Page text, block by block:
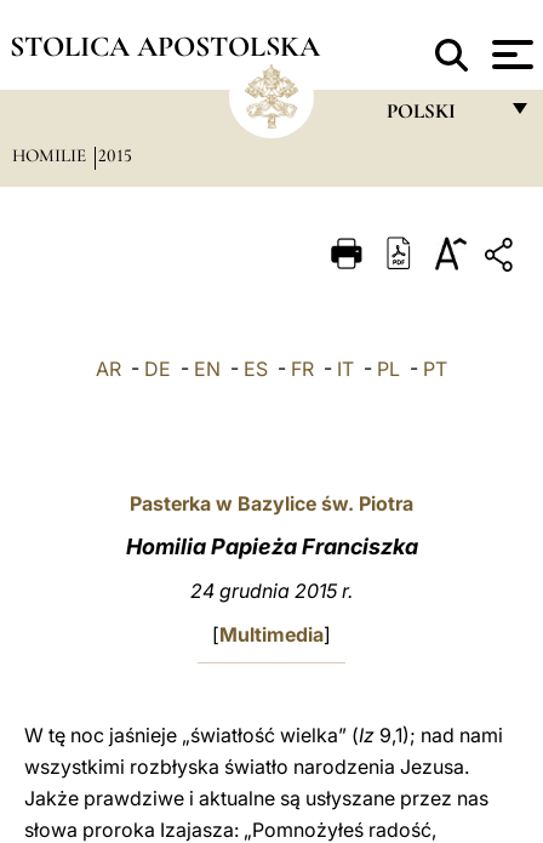
STOLICA APOSTOLSKA
POLSKI
ITALIANO
中文
HOMILIE 2015
AR - DE - EN - ES - FR - IT - PL - PT
Pasterka w Bazylice św. Piotra
Homilia Papieża Franciszka
24 grudnia 2015 r.
[Multimedia]
W tę noc jaśnieje „światłość wielka” (Iz 9,1); nad nami
wszystkimi rozbłyska światło narodzenia Jezusa.
Jakże prawdziwe i aktualne są usłyszane przez nas
słowa proroka Izajasza: „Pomnożyłeś radość,